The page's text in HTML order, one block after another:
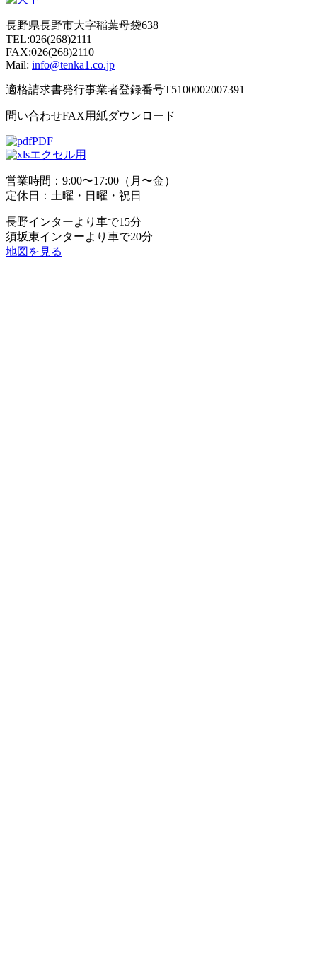
長野県長野市大字稲葉母袋638
TEL:026(268)2111
FAX:026(268)2110
Mail: info@tenka1.co.jp
適格請求書発行事業者登録番号T5100002007391
問い合わせFAX用紙ダウンロード
PDF
エクセル用
営業時間：9:00〜17:00（月〜金）
定休日：土曜・日曜・祝日
長野インターより車で15分
須坂東インターより車で20分
地図を見る